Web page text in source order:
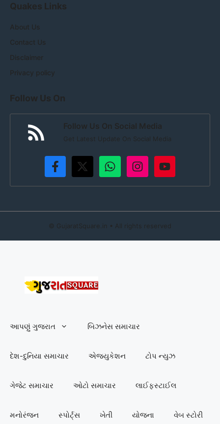
Quakes Links
About Us
Contact Us
Disclaimer
Privacy policy
Follow Us On
Follow Us On Social Media
Get Latest Update On Social Media
© GujaratSquare.in • All rights reserved
આપણું ગુજરાત બિઝનેસ સમાચાર
દેશ-દુનિયા સમાચાર એજ્યુકેશન ટોપ ન્યુઝ
ગેજેટ સમાચાર ઓટો સમાચાર લાઈફસ્ટાઈલ
મનોરંજન સ્પોર્ટ્સ ખેતી યોજના વેબ સ્ટોરી